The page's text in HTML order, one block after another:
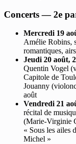
Concerts — 2e
Mercredi 19
Amélie Robins,
romantiques,
Jeudi 20 août,
Quentin Vogel
Capitole de
Jouanny
août
Vendredi 21
récital de
(Marie-Virginie
« Sous les ailes
Michel »